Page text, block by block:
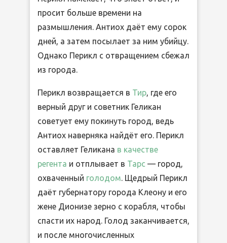
просит больше времени на
размышления. Антиох даёт ему сорок
дней, а затем посылает за ним убийцу.
Однако Перикл с отвращением сбежал
из города.
Перикл возвращается в Тир, где его
верный друг и советник Геликан
советует ему покинуть город, ведь
Антиох наверняка найдёт его. Перикл
оставляет Геликана в качестве
регента и отплывает в Тарс — город,
охваченный голодом. Щедрый Перикл
даёт губернатору города Клеону и его
жене Дионизе зерно с корабля, чтобы
спасти их народ. Голод заканчивается,
и после многочисленных